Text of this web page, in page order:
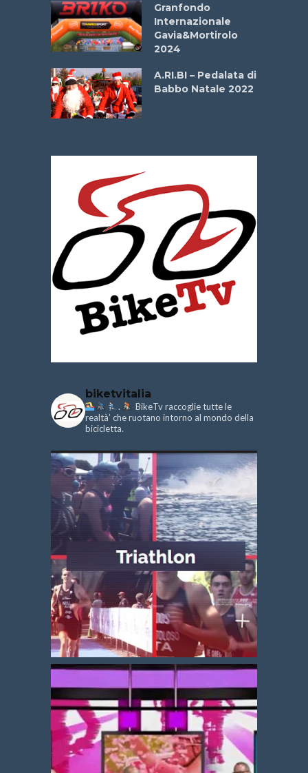
Granfondo
Internazionale
Gavia&Mortirolo
2024
A.RI.BI – Pedalata di
Babbo Natale 2022
biketvitalia
.
BikeTv raccoglie tutte le
realtà’ che ruotano intorno al mondo della
bicicletta.